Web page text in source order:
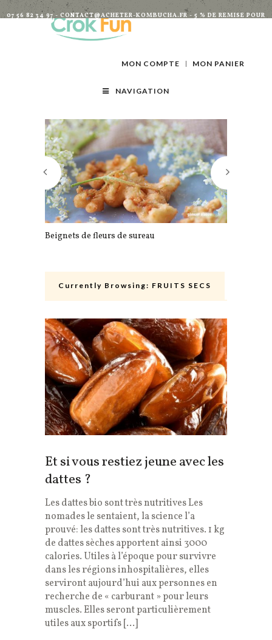
07 56 82 34 97 - CONTACT@ACHETER-KOMBUCHA.FR - 5 % DE REMISE POUR
MON COMPTE MON PANIER
NAVIGATION
Beignets de fleurs de sureau
Currently Browsing: FRUITS SECS
Et si vous restiez jeune avec les
dattes ?
Les dattes bio sont très nutritives Les
nomades le sentaient, la science l’a
prouvé: les dattes sont très nutritives. 1 kg
de dattes sèches apportent ainsi 3000
calories. Utiles à l’époque pour survivre
dans les régions inhospitalières, elles
serviront aujourd’hui aux personnes en
recherche de « carburant » pour leurs
muscles. Elles seront particulièrement
utiles aux sportifs […]